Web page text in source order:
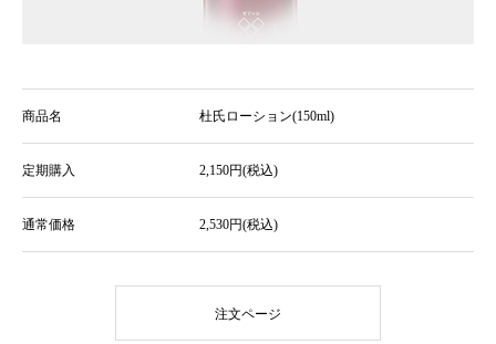
商品名 杜氏ローション(150ml)
定期購入 2,150円(税込)
通常価格 2,530円(税込)
注文ページ